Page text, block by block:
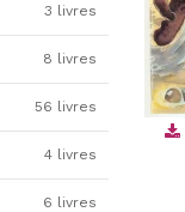
3 livres
8 livres
56 livres
4 livres
6 livres